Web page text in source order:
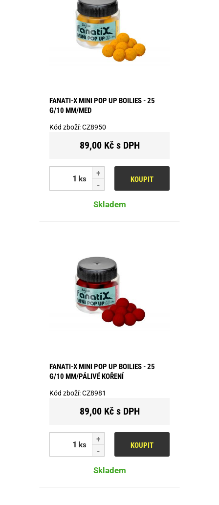
FANATI-X MINI POP UP BOILIES - 25
G/10 MM/MED
Kód zboží:CZ8950
89,00 Kč s DPH
ks KOUPIT
Skladem
FANATI-X MINI POP UP BOILIES - 25
G/10 MM/PÁLIVÉ KOŘENÍ
Kód zboží:CZ8981
89,00 Kč s DPH
ks KOUPIT
Skladem